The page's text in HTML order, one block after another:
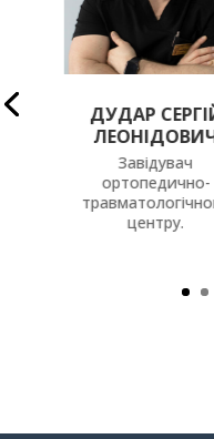
ДУДАР СЕРГІЙ
ЛЕОНІДОВИЧ
Завідувач
ортопедично-
травматологічного
центру.